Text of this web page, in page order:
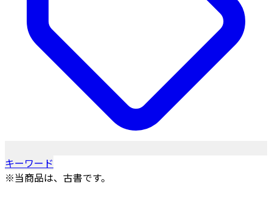
キーワード
※当商品は、古書です。